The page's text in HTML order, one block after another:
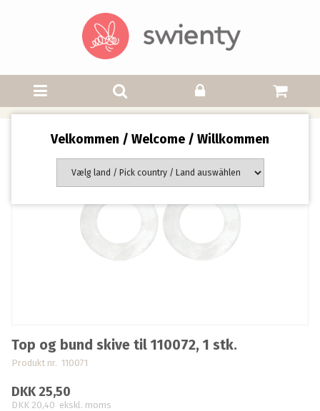
Velkommen / Welcome / Willkommen
Top og bund skive til 110072, 1 stk.
Produkt nr. 110071
DKK 25,50
DKK 20,40 ekskl. moms